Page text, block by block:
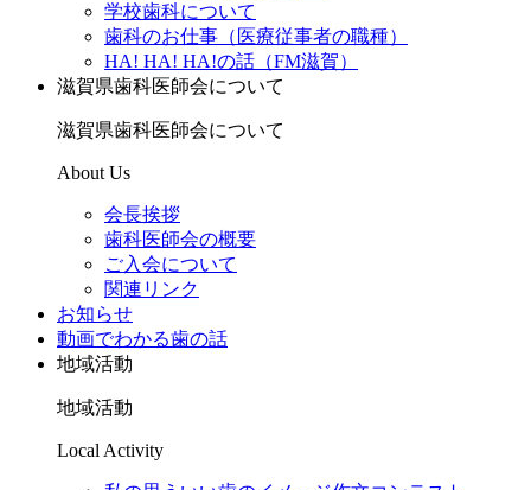
学校歯科について
歯科のお仕事（医療従事者の職種）
HA! HA! HA!の話（FM滋賀）
滋賀県歯科医師会について
滋賀県歯科医師会について
About Us
会長挨拶
歯科医師会の概要
ご入会について
関連リンク
お知らせ
動画でわかる歯の話
地域活動
地域活動
Local Activity